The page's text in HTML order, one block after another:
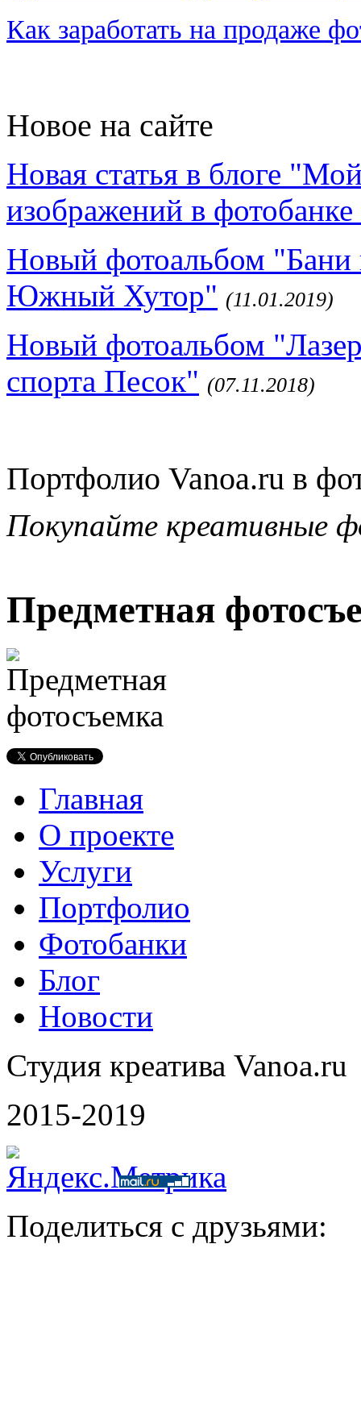
Как заработать на продаже
Новое на сайте
Новая статья в блоге
изображений в
Новый фотоальбом "Бани
Южный Хутор" (11.01.2019)
Новый фотоальбом
спорта Песок" (07.11.2018)
Портфолио Vanoa.ru в
Покупайте креативные
Предметная
Главная
О проекте
Услуги
Портфолио
Фотобанки
Блог
Новости
Студия креатива Vanoa.ru
2015-2019
Поделиться с друзьями: